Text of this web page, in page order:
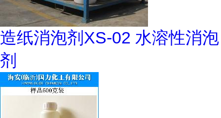
造纸消泡剂XS-02 水溶性消泡
剂